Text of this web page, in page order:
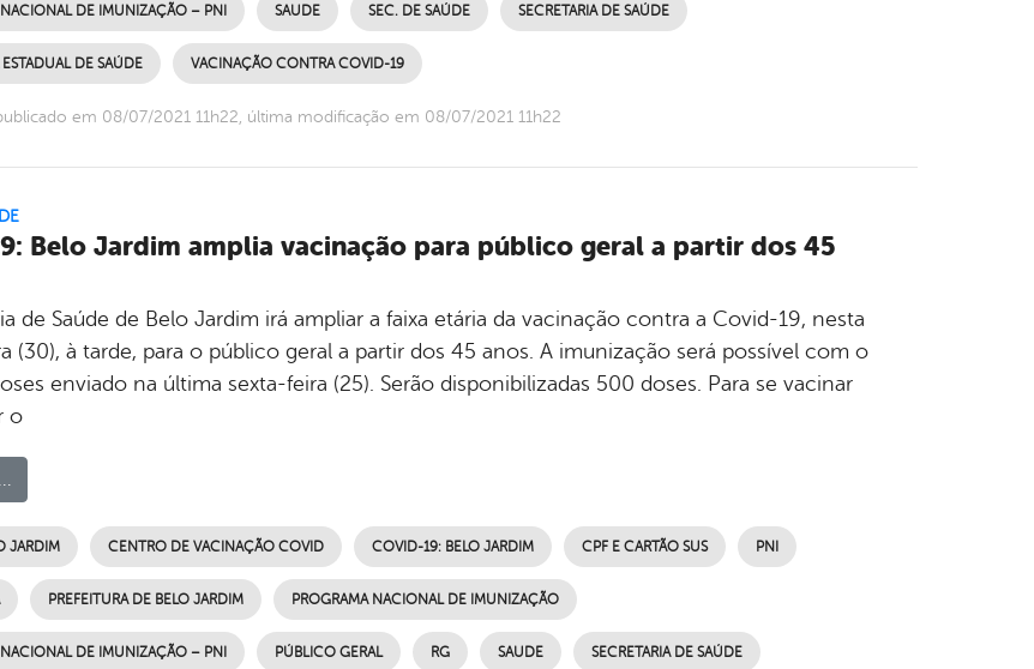
NACIONAL DE IMUNIZAÇÃO – PNI SAUDE SEC. DE SAÚDE SECRETARIA DE SAÚDE
ESTADUAL DE SAÚDE VACINAÇÃO CONTRA COVID-19
em 08/07/2021 11h22, última modificação em 08/07/2021 11h22
Belo Jardim amplia vacinação para público geral a partir dos 45
de Saúde de Belo Jardim irá ampliar a faixa etária da vacinação contra a Covid-19, nesta
(30), à tarde, para o público geral a partir dos 45 anos. A imunização será possível com o
enviado na última sexta-feira (25). Serão disponibilizadas 500 doses. Para se vacinar
o
JARDIM CENTRO DE VACINAÇÃO COVID COVID-19: BELO JARDIM CPF E CARTÃO SUS PNI
PREFEITURA DE BELO JARDIM PROGRAMA NACIONAL DE IMUNIZAÇÃO
NACIONAL DE IMUNIZAÇÃO – PNI PÚBLICO GERAL RG SAUDE SECRETARIA DE SAÚDE